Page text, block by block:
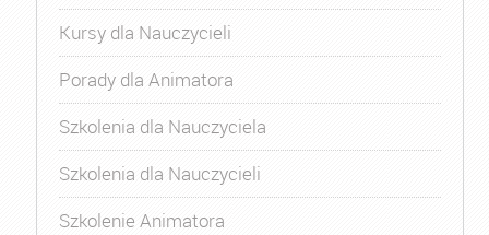
Kursy dla Nauczycieli
Porady dla Animatora
Szkolenia dla Nauczyciela
Szkolenia dla Nauczycieli
Szkolenie Animatora